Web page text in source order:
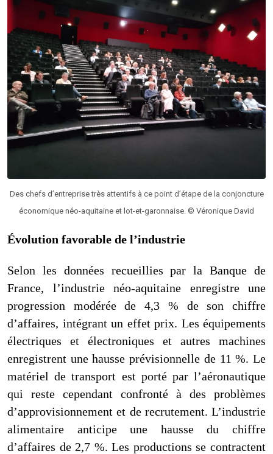
Des chefs d’entreprise très attentifs à ce point d’étape de la conjoncture
économique néo-aquitaine et lot-et-garonnaise. © Véronique David
Évolution favorable de l’industrie
Selon les données recueillies par la Banque de
France, l’industrie néo-aquitaine enregistre une
progression modérée de 4,3 % de son chiffre
d’affaires, intégrant un effet prix. Les équipements
électriques et électroniques et autres machines
enregistrent une hausse prévisionnelle de 11 %. Le
matériel de transport est porté par l’aéronautique
qui reste cependant confronté à des problèmes
d’approvisionnement et de recrutement. L’industrie
alimentaire anticipe une hausse du chiffre
d’affaires de 2,7 %. Les productions se contractent